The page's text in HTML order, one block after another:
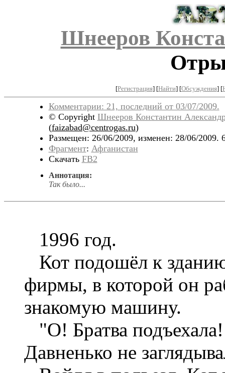
Шнееров
[Регистрация] [Найти] [Обсуждения] [
Комментарии: 21, последний от 03/07/2009.
© Copyright Шнееров Константин
(faizabad@centrogas.ru)
Размещен: 26/06/2009, изменен: 28/06/2009.
Фрагмент: Афганистан
Скачать FB2
Аннотация:
Так было...
1996 год.
Кот подошёл к
фирмы, в которой он
знакомую машину.
"О! Братва
Давненько не